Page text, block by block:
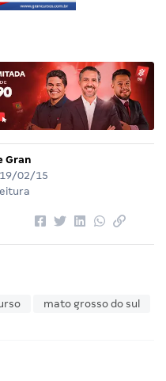
Gran
19/02/15
mato grosso do sul